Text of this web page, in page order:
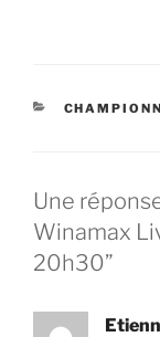
Une
Winamax
20h30”